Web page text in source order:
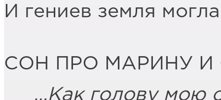
И гениев земля
СОН ПРО МАРИНУ
…Как голову мою